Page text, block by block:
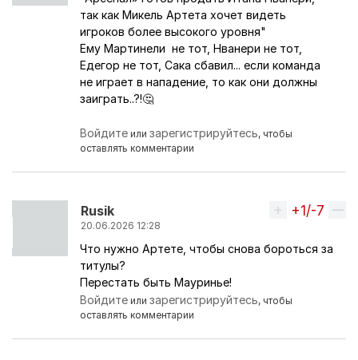
так как Микель Артета хочет видеть
игроков более высокого уровня"
Ему Мартинели не тот, Нванери не тот,
Едегор не тот, Сака сбавил... если команда
не играет в нападение, то как они должны
заиграть..?!🤔
Войдите илизарегистрируйтесь, чтобы
оставлять комментарии
Rusik
20.06.2026 12:28
Вверх
+1/-7
Что нужно Артете, чтобы снова бороться за
титулы?
Перестать быть Мауринье!
Войдите илизарегистрируйтесь, чтобы
оставлять комментарии